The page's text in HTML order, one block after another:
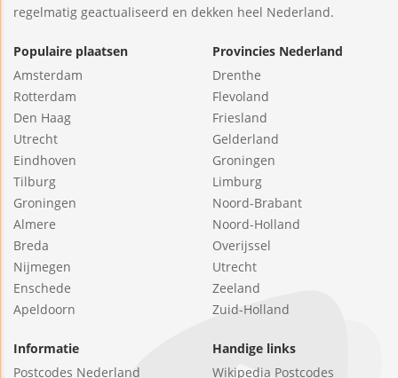
regelmatig geactualiseerd en dekken heel Nederland.
Populaire plaatsen
Amsterdam
Rotterdam
Den Haag
Utrecht
Eindhoven
Tilburg
Groningen
Almere
Breda
Nijmegen
Enschede
Apeldoorn
Provincies Nederland
Drenthe
Flevoland
Friesland
Gelderland
Groningen
Limburg
Noord-Brabant
Noord-Holland
Overijssel
Utrecht
Zeeland
Zuid-Holland
Informatie
Postcodes Nederland
Handige links
Wikipedia Postcodes